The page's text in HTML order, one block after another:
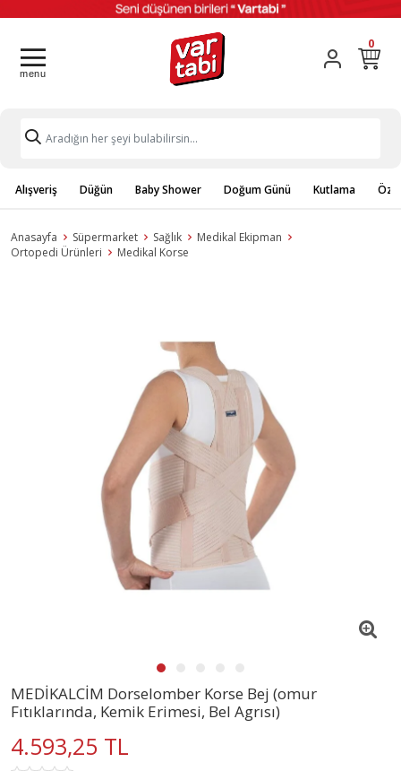
0
Alışveriş Düğün Baby Shower Doğum Günü Kutlama
Anasayfa Süpermarket Sağlık
Medikal Ekipman
Ortopedi Ürünleri
Medikal Korse
MEDİKALCİM Dorselomber Korse Bej (omur
Fıtıklarında, Kemik Erimesi, Bel Agrısı)
4.593,25 TL